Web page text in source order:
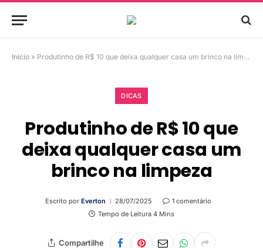
Início » Produtinho de R$ 10 que deixa qualquer casa um brinco na limpeza
DICAS
Produtinho de R$ 10 que
deixa qualquer casa um
brinco na limpeza
Escrito por Everton 28/07/2025
1 comentário
Tempo de Leitura 4 Mins
Compartilhe